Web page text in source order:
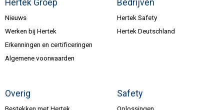
Hertek Groep
Nieuws
Werken bij Hertek
Erkenningen en certificeringen
Algemene voorwaarden
Bedrijven
Hertek Safety
Hertek Deutschland
Overig
Bestekken met Hertek
Safety
Oplossingen